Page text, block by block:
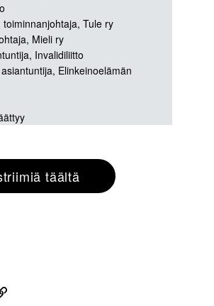
toiminnanjohtaja, Tule ry
Mieli ry
Invalidiliitto
Elinkeinoelämän
täältä